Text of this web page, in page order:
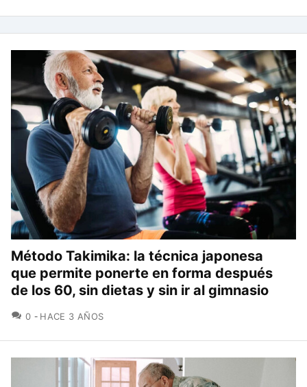
Método Takimika: la técnica japonesa
que permite ponerte en forma después
de los 60, sin dietas y sin ir al gimnasio
0 COMENTARIOS
HACE 3 AÑOS